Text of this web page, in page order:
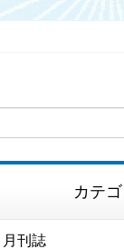
カテ
月刊誌